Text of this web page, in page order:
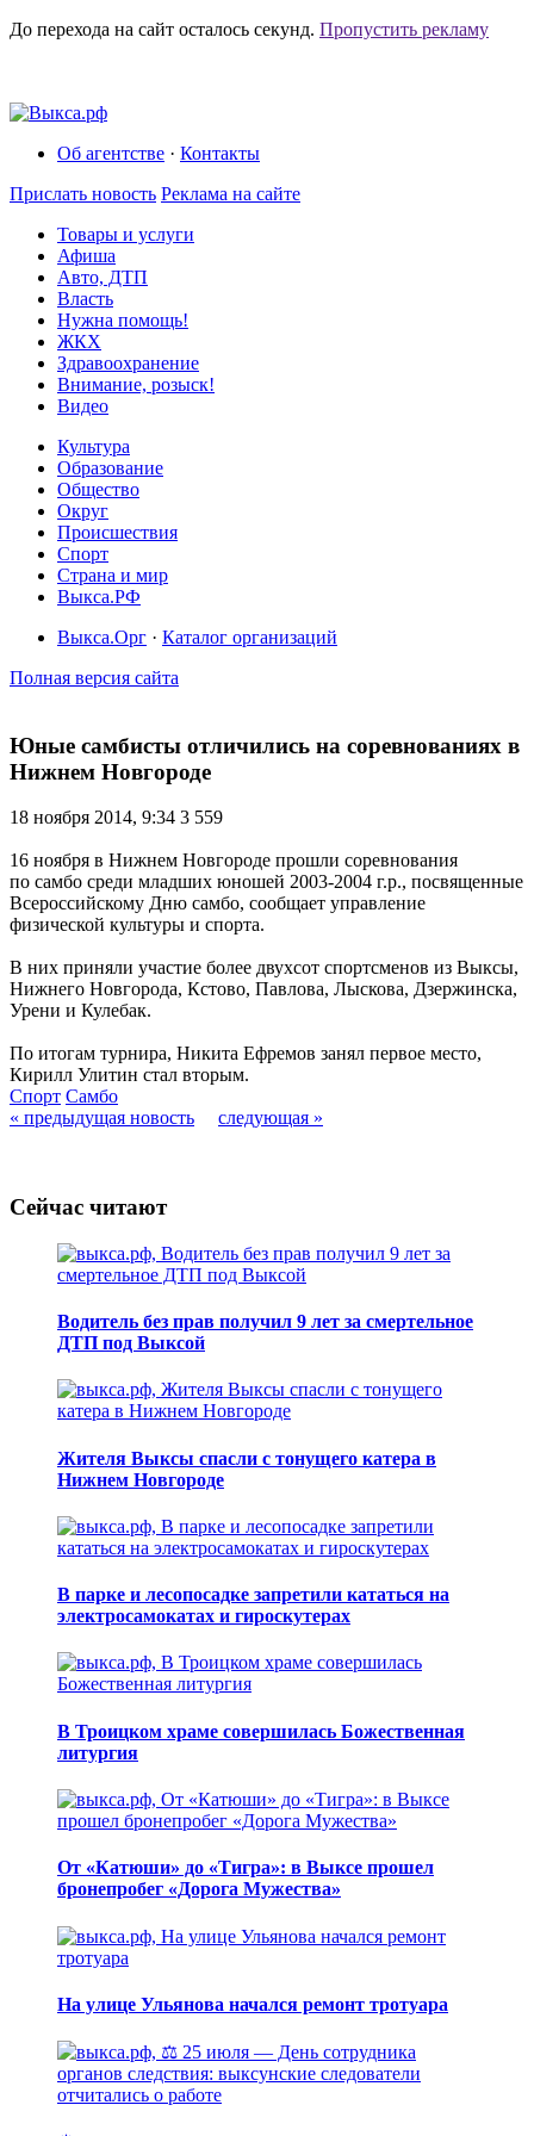
До перехода на сайт осталось секунд. Пропустить рекламу
Об агентстве · Контакты
Прислать новость Реклама на сайте
Товары и услуги
Афиша
Авто, ДТП
Власть
Нужна помощь!
ЖКХ
Здравоохранение
Внимание, розыск!
Видео
Культура
Образование
Общество
Округ
Происшествия
Спорт
Страна и мир
Выкса.РФ
Выкса.Орг · Каталог организаций
Полная версия сайта
Юные самбисты отличились на соревнованиях в
Нижнем Новгороде
18 ноября 2014, 9:34 3 559
16 ноября в Нижнем Новгороде прошли соревнования
по самбо среди младших юношей 2003-2004 г.р., посвященные
Всероссийскому Дню самбо, сообщает управление
физической культуры и спорта.
В них приняли участие более двухсот спортсменов из Выксы,
Нижнего Новгорода, Кстово, Павлова, Лыскова, Дзержинска,
Урени и Кулебак.
По итогам турнира, Никита Ефремов занял первое место,
Кирилл Улитин стал вторым.
Спорт Самбо
« предыдущая новость
следующая »
Сейчас читают
Водитель без прав получил 9 лет за смертельное
ДТП под Выксой
Жителя Выксы спасли с тонущего катера в
Нижнем Новгороде
В парке и лесопосадке запретили кататься на
электросамокатах и гироскутерах
В Троицком храме совершилась Божественная
литургия
От «Катюши» до «Тигра»: в Выксе прошел
бронепробег «Дорога Мужества»
На улице Ульянова начался ремонт тротуара